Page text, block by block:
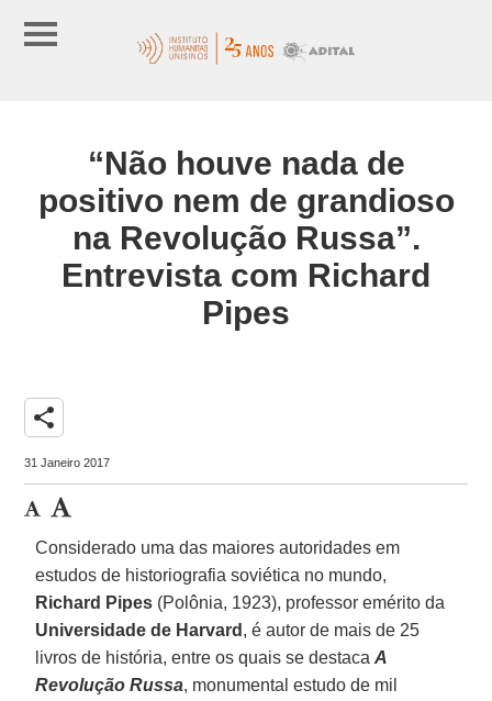
“Não houve nada de
positivo nem de grandioso
na Revolução Russa”.
Entrevista com Richard
Pipes
share
31 Janeiro 2017
Considerado uma das maiores autoridades em
estudos de historiografia soviética no mundo,
Richard Pipes (Polônia, 1923), professor emérito da
Universidade de Harvard , é autor de mais de 25
livros de história, entre os quais se destacaA
Revolução Russa, monumental estudo de mil